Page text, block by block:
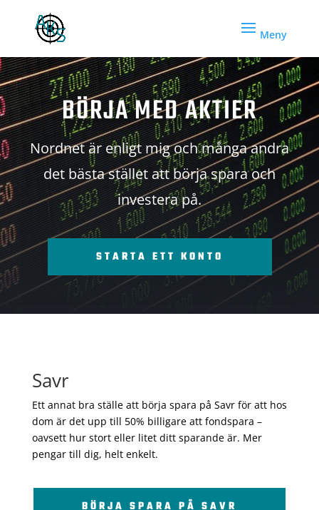
BÖRJA MED AKTIER
Nordnet är enligt mig och många andra
det bästa stället att börja spara och
investera på.
STARTA ETT KONTO
Savr
Ett annat bra ställe att börja spara på Savr för att hos
dom är det upp till 50% billigare att fondspara –
oavsett hur stort eller litet ditt sparande är. Mer
pengar till dig, helt enkelt.
BÖRJA SPARA PÅ SAVR